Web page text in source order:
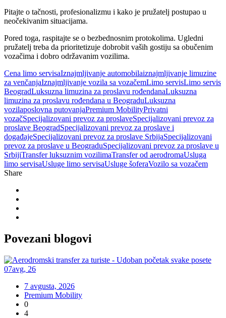
Pitajte o tačnosti, profesionalizmu i kako je pružatelj postupao u
neočekivanim situacijama.
Pored toga, raspitajte se o bezbednosnim protokolima. Ugledni
pružatelj treba da prioritetizuje dobrobit vaših gostiju sa obučenim
vozačima i dobro održavanim vozilima.
Cena limo servisaIznajmljivanje automobilaiznajmljivanje limuzine
za venčanjaIznajmljivanje vozila sa vozačemLimo servisLimo servis
BeogradLuksuzna limuzina za proslavu rođendanaLuksuzna
limuzina za proslavu rođendana u BeograduLuksuzna
vozilaposlovna putovanjaPremium MobilityPrivatni
vozačSpecijalizovani prevoz za proslaveSpecijalizovani prevoz za
proslave BeogradSpecijalizovani prevoz za proslave i
događajeSpecijalizovani prevoz za proslave SrbijaSpecijalizovani
prevoz za proslave u BeograduSpecijalizovani prevoz za proslave u
SrbijiTransfer luksuznim vozilimaTransfer od aerodromaUsluga
limo servisaUsluge limo servisaUsluge šoferaVozilo sa vozačem
Share
Povezani blogovi
07avg, 26
7 avgusta, 2026
Premium Mobility
0
4